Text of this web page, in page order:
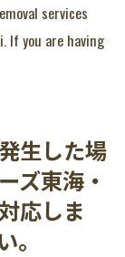
services
If you are having
生した場
ズ東海・
応しま